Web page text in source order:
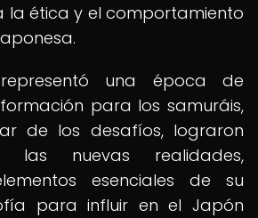
la ética y el comportamiento
una época de
para los samuráis,
de los desafíos, lograron
nuevas realidades,
esenciales de su
para influir en el Japón